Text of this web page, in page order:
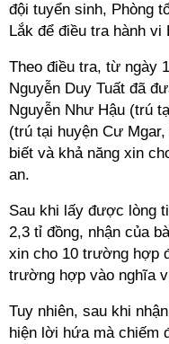
đội tuyển sinh, Phòng
Lắk để điều tra hành
Theo điều tra, từ ngày
Nguyễn Duy Tuất đã
Nguyễn Như Hậu (trú
(trú tại huyện Cư
biết và khả năng xin
an.
Sau khi lấy được lòng
2,3 tỉ đồng, nhận của
xin cho 10 trường hợp
trường hợp vào nghĩa
Tuy nhiên, sau khi
hiện lời hứa mà chiếm